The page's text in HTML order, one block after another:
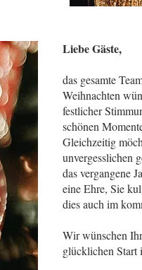
Liebe Gäste,
das gesamte
Weihnachten
festlicher
schönen
Gleichzeitig
unvergesslichen
das vergangene
eine Ehre, Sie
dies auch im
Wir wünschen
glücklichen Start